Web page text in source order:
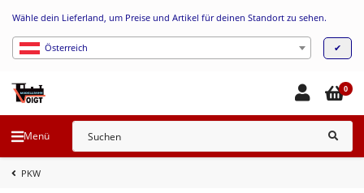
Wähle dein Lieferland, um Preise und Artikel für deinen Standort zu sehen.
Österreich ✔
Menü
0
PKW